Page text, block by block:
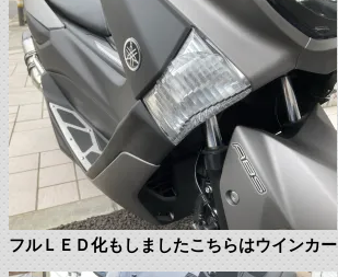
フルＬＥＤ化もしましたこちらはウインカー